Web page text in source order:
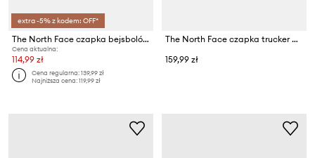
extra -5% z kodem: OFF*
The North Face czapka bejsbolówka Norm
Cena aktualna:
114,99 zł
Cena regularna:139,99 zł
Najniższa cena:119,99 zł
The North Face czapka trucker męska TRUCKER
159,99 zł